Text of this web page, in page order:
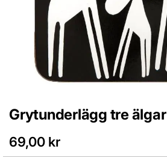
Grytunderlägg tre älgar
69,00 kr
Hoppa
början